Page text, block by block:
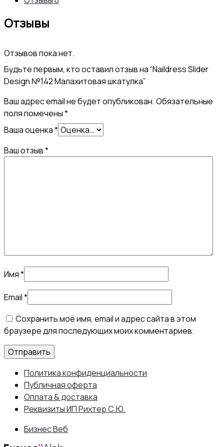
Отзывы
Отзывов пока нет.
Будьте первым, кто оставил отзыв на “Naildress Slider
Design №142 Малахитовая шкатулка”
Ваш адрес email не будет опубликован.Обязательные
поля помечены*
Ваша оценка*
Ваш отзыв*
Имя*
Email*
Сохранить моё имя, email и адрес сайта в этом
браузере для последующих моих комментариев.
Политика конфиденциальности
Публичная оферта
Оплата & доставка
Реквизиты ИП Рихтер С.Ю.
Бизнес Веб